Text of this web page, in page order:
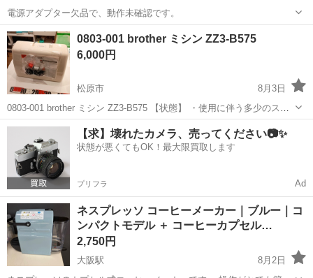
電源アダプター欠品で、動作未確認です。
大阪 大阪市
0803-001 brother ミシン ZZ3-B575
6,000円
松原市
8月3日
0803-001 brother ミシン ZZ3-B575 【状態】 ・使用に伴う多少のス
レ、キズ、落としきれない汚れなどございます ・詳細は現地でご確認
ください ・お値引きは出来かねますのでご了承願います ...
大阪 松原市 生活家電
【求】壊れたカメラ、売ってください📷✨
状態が悪くてもOK！最大限買取します
プリフラ Ad
ネスプレッソ コーヒーメーカー｜ブルー｜コ
ンパクトモデル ＋ コーヒーカプセル…
2,750円
大阪駅
8月2日